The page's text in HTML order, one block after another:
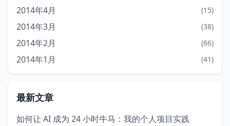
2014年4月 (15)
2014年3月 (38)
2014年2月 (66)
2014年1月 (41)
最新文章
如何让 AI 成为 24 小时牛马：我的个人项目实践